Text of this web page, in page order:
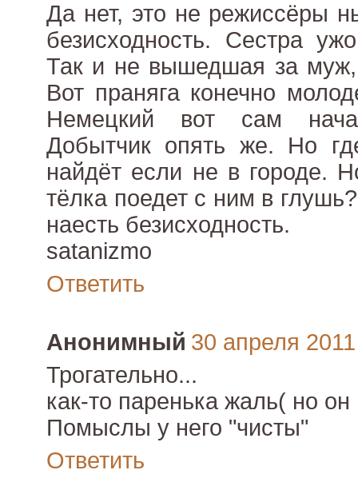
Да нет, это не режиссёры
безисходность. Сестра
Так и не вышедшая за
Вот праняга конечно
Немецкий вот сам
Добытчик опять же. Но
найдёт если не в городе.
тёлка поедет с ним в
наесть безисходность.
satanizmo
Ответить
Анонимный 30 апреля 2011
Трогательно...
как-то паренька жаль( но
Помыслы у него "чисты"
Ответить